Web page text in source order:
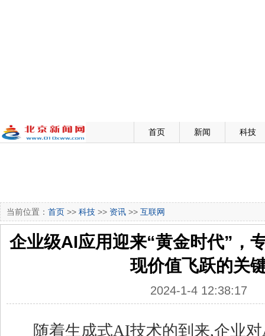
首页 新闻 科技
当前位置： 首页 >> 科技 >> 资讯 >> 互联网
企业级AI应用迎来“黄金时代”，
现价值飞跃的关
2024-1-4 12:38:17
随着生成式AI技术的到来,企业